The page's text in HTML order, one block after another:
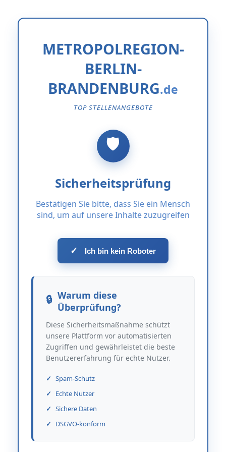
METROPOLREGION-
BERLIN-
BRANDENBURG
TOP STELLENANGEBOTE
Sicherheitsprüfung
Bestätigen Sie bitte, dass Sie ein Mensch
sind, um auf unsere Inhalte zuzugreifen
✓ Ich bin kein Roboter
Warum diese
Überprüfung?
Diese Sicherheitsmaßnahme schützt
unsere Plattform vor automatisierten
Zugriffen und gewährleistet die beste
Benutzererfahrung für echte Nutzer.
Spam-Schutz
Echte Nutzer
Sichere Daten
DSGVO-konform